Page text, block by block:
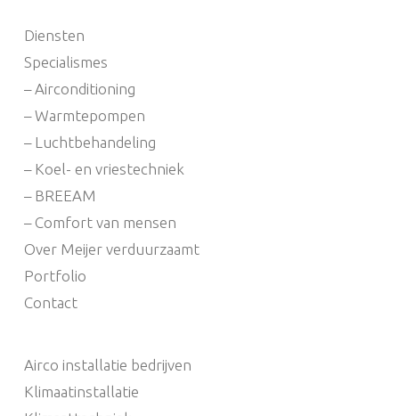
Diensten
Specialismes
– Airconditioning
– Warmtepompen
– Luchtbehandeling
– Koel- en vriestechniek
– BREEAM
– Comfort van mensen
Over Meijer verduurzaamt
Portfolio
Contact
Airco installatie bedrijven
Klimaatinstallatie